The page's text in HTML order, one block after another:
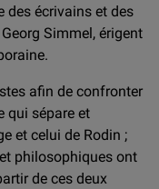
des écrivains et des
Simmel, érigent
afin de confronter
qui sépare et
et celui de Rodin ;
philosophiques ont
de ces deux